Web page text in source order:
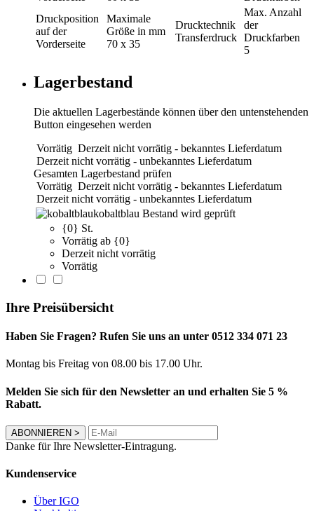
Druckposition
auf der
Vorderseite
Maximale
Größe in mm
70 x 35
Drucktechnik
Transferdruck
Max. Anzahl
der
Druckfarben
5
Lagerbestand
Die aktuellen Lagerbestände können über den untenstehenden
Button eingesehen werden
Vorrätig Derzeit nicht vorrätig - bekanntes Lieferdatum
Derzeit nicht vorrätig - unbekanntes Lieferdatum
Gesamten Lagerbestand prüfen
Vorrätig Derzeit nicht vorrätig - bekanntes Lieferdatum
Derzeit nicht vorrätig - unbekanntes Lieferdatum
kobaltblau Bestand wird geprüft
{0} St.
Vorrätig ab {0}
Derzeit nicht vorrätig
Vorrätig
Ihre Preisübersicht
Haben Sie Fragen? Rufen Sie uns an unter 0512 334 071 23
Montag bis Freitag von 08.00 bis 17.00 Uhr.
Melden Sie sich für den Newsletter an und erhalten Sie 5 %
Rabatt.
ABONNIEREN >
Danke für Ihre Newsletter-Eintragung.
Kundenservice
Über IGO